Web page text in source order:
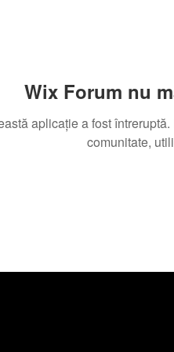
Wix Forum nu
aplicație a fost
comunitate,